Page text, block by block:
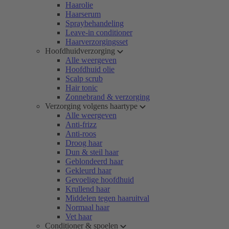
Haarolie
Haarserum
Spraybehandeling
Leave-in conditioner
Haarverzorgingsset
Hoofdhuidverzorging
Alle weergeven
Hoofdhuid olie
Scalp scrub
Hair tonic
Zonnebrand & verzorging
Verzorging volgens haartype
Alle weergeven
Anti-frizz
Anti-roos
Droog haar
Dun & steil haar
Geblondeerd haar
Gekleurd haar
Gevoelige hoofdhuid
Krullend haar
Middelen tegen haaruitval
Normaal haar
Vet haar
Conditioner & spoelen